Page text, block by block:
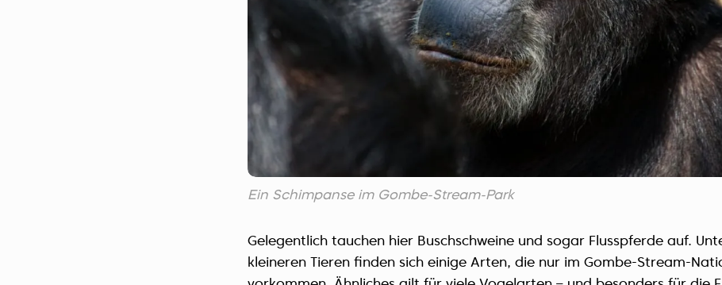
Ein Schimpanse im Gombe-Stream-Park
Gelegentlich tauchen hier Buschschweine und sogar Flusspferde auf.
kleineren Tieren finden sich einige Arten, die nur im Gombe-Stream-